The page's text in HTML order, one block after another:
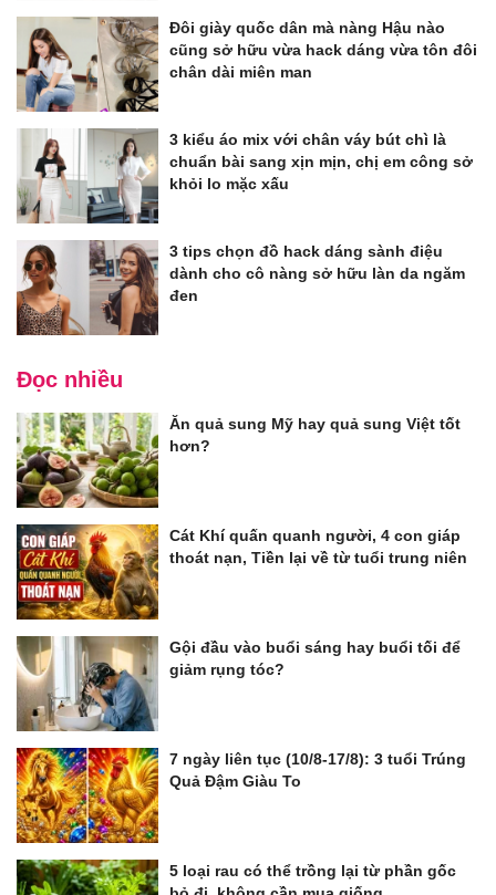
Đôi giày quốc dân mà nàng Hậu nào
cũng sở hữu vừa hack dáng vừa tôn đôi
chân dài miên man
3 kiểu áo mix với chân váy bút chì là
chuẩn bài sang xịn mịn, chị em công sở
khỏi lo mặc xấu
3 tips chọn đồ hack dáng sành điệu
dành cho cô nàng sở hữu làn da ngăm
đen
Đọc nhiều
Ăn quả sung Mỹ hay quả sung Việt tốt
hơn?
Cát Khí quấn quanh người, 4 con giáp
thoát nạn, Tiền lại về từ tuổi trung niên
Gội đầu vào buổi sáng hay buổi tối để
giảm rụng tóc?
7 ngày liên tục (10/8-17/8): 3 tuổi Trúng
Quả Đậm Giàu To
5 loại rau có thể trồng lại từ phần gốc